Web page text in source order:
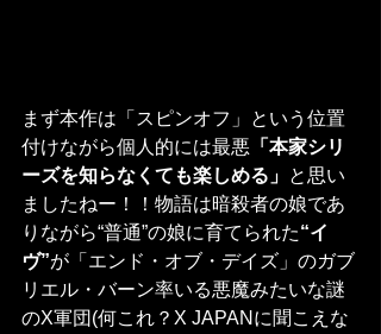
まず本作は「スピンオフ」という位置
付けながら個人的には最悪 「本家シリ
ーズを知らなくても楽しめる」 と思い
ましたねー！！物語は暗殺者の娘であ
りながら“普通”の娘に育てられた“イ
ヴ”が「エンド・オブ・デイズ」のガブ
リエル・バーン率いる悪魔みたいな謎
のX軍団(何これ？X JAPANに聞こえな